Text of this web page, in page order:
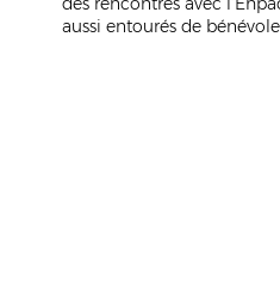
aussi entourés de